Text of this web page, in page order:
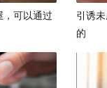
可以通过
引诱
的